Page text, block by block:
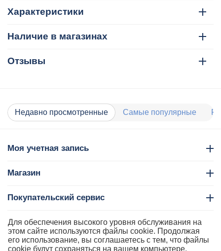
Характеристики
Наличие в магазинах
Отзывы
Недавно просмотренные Самые популярные
Моя учетная запись
Магазин
Покупательский сервис
Контакты
Для обеспечения высокого уровня обслуживания на
этом сайте используются файлы cookie. Продолжая
его использование, вы соглашаетесь с тем, что файлы
cookie будут сохраняться на вашем компьютере.